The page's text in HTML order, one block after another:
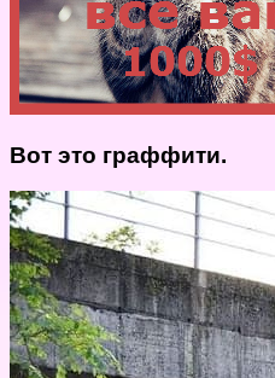
Вот это граффити.